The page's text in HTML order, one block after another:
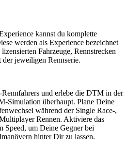
kannst du komplette
werden als Experience bezeichnet
Fahrzeuge, Rennstrecken
jeweiligen Rennserie.
und erlebe die DTM in der
Simulation überhaupt. Plane Deine
während der Single Race-,
Rennen. Aktiviere das
Speed, um Deine Gegner bei
hinter Dir zu lassen.